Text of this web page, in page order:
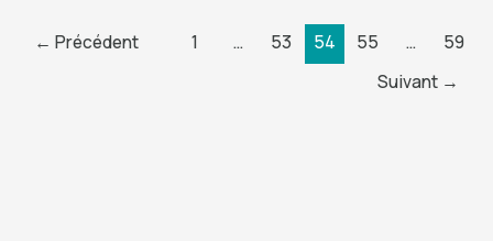
secondes
← Précédent 1 … 53 54 55 …
59
Suivant →